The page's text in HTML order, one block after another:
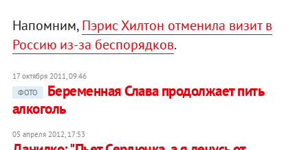
Напомним,Пэрис Хилтон отменила визит в
Россию из-за беспорядков.
17 октября 2011, 09:46
ФОТО
Беременная Слава продолжает пить
алкоголь
05 апреля 2012, 17:53